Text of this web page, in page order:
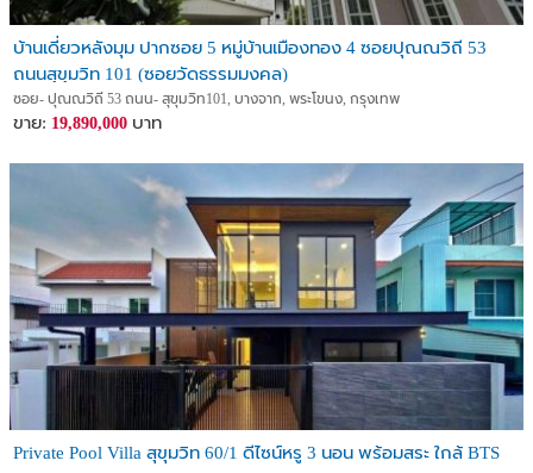
บ้านเดี่ยวหลังมุม ปากซอย 5 หมู่บ้านเมืองทอง 4 ซอยปุณณวิถี 53
ถนนสุขุมวิท 101 (ซอยวัดธรรมมงคล)
ซอย- ปุณณวิถี 53 ถนน- สุขุมวิท101, บางจาก, พระโขนง, กรุงเทพ
ขาย: 19,890,000 บาท
Private Pool Villa สุขุมวิท 60/1 ดีไซน์หรู 3 นอน พร้อมสระ ใกล้ BTS